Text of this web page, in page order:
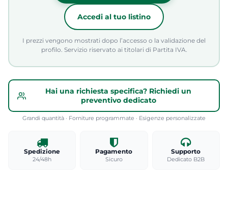
Accedi al tuo listino
I prezzi vengono mostrati dopo l’accesso o la validazione del
profilo. Servizio riservato ai titolari di Partita IVA.
Hai una richiesta specifica? Richiedi un
preventivo dedicato
Grandi quantità · Forniture programmate · Esigenze personalizzate
Spedizione
24/48h
Pagamento
Sicuro
Supporto
Dedicato B2B